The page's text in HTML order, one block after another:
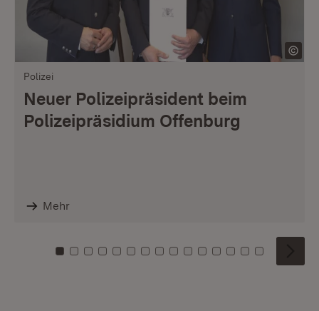
Polizei
Neuer Polizeipräsident beim
Polizeipräsidium Offenburg
Mehr
Zu Kachel: 0
Zu Kachel: 1
Zu Kachel: 2
Zu Kachel: 3
Zu Kachel: 4
Zu Kachel: 5
Zu Kachel: 6
Zu Kachel: 7
Zu Kachel: 8
Zu Kachel: 9
Zu Kachel: 10
Zu Kachel: 11
Zu Kachel: 12
Zu Kachel:
Zu